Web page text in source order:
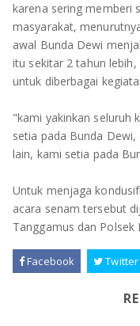
karena sering memberi
masyarakat,
awal Bunda Dewi
itu sekitar 2 tahun
untuk diberbagai
"kami yakinkan seluruh
setia pada Bunda
lain, kami setia pada
Untuk menjaga
acara senam tersebut
Tanggamus dan Polsek
Facebook Twitter